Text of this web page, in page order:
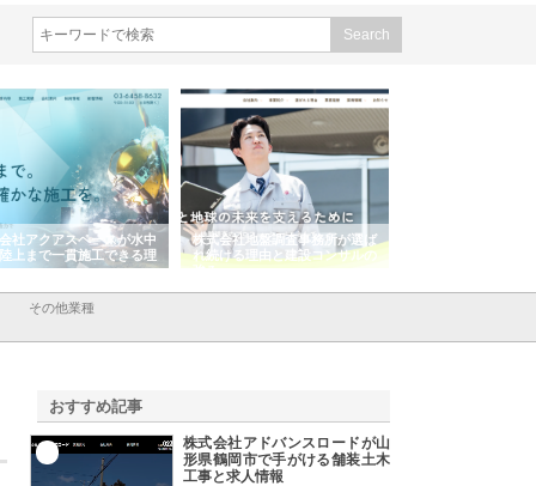
社アクアスペースが水中
上まで一貫施工できる理
株式会社地盤調査事務所が選ば
れ続ける理由と建設コンサルの
強み
その他業種
おすすめ記事
株式会社アドバンスロードが山
形県鶴岡市で手がける舗装土木
工事と求人情報